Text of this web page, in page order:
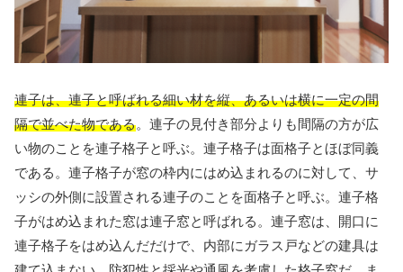
連子は、連子と呼ばれる細い材を縦、あるいは横に一定の間
隔で並べた物である。連子の見付き部分よりも間隔の方が広
い物のことを連子格子と呼ぶ。連子格子は面格子とほぼ同義
である。連子格子が窓の枠内にはめ込まれるのに対して、サ
ッシの外側に設置される連子のことを面格子と呼ぶ。連子格
子がはめ込まれた窓は連子窓と呼ばれる。連子窓は、開口に
連子格子をはめ込んだだけで、内部にガラス戸などの建具は